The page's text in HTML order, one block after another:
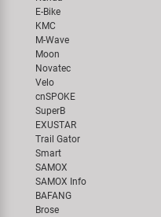
E-Bike
KMC
M-Wave
Moon
Novatec
Velo
cnSPOKE
SuperB
EXUSTAR
Trail Gator
Smart
SAMOX
SAMOX Info
BAFANG
Brose